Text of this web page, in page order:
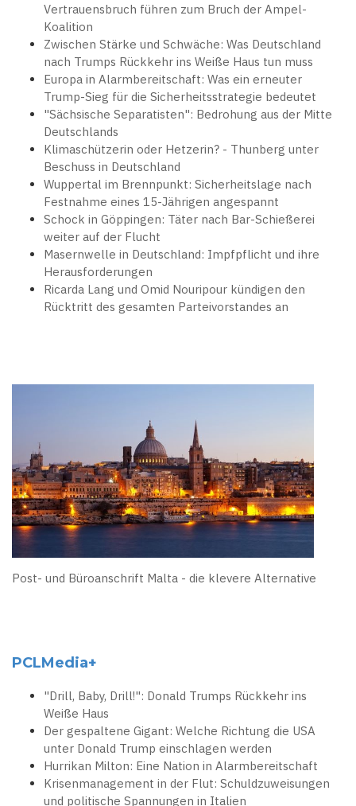
Vertrauensbruch führen zum Bruch der Ampel-
Koalition
Zwischen Stärke und Schwäche: Was Deutschland
nach Trumps Rückkehr ins Weiße Haus tun muss
Europa in Alarmbereitschaft: Was ein erneuter
Trump-Sieg für die Sicherheitsstrategie bedeutet
"Sächsische Separatisten": Bedrohung aus der Mitte
Deutschlands
Klimaschützerin oder Hetzerin? - Thunberg unter
Beschuss in Deutschland
Wuppertal im Brennpunkt: Sicherheitslage nach
Festnahme eines 15-Jährigen angespannt
Schock in Göppingen: Täter nach Bar-Schießerei
weiter auf der Flucht
Masernwelle in Deutschland: Impfpflicht und ihre
Herausforderungen
Ricarda Lang und Omid Nouripour kündigen den
Rücktritt des gesamten Parteivorstandes an
Post- und Büroanschrift Malta - die klevere Alternative
PCLMedia+
"Drill, Baby, Drill!": Donald Trumps Rückkehr ins
Weiße Haus
Der gespaltene Gigant: Welche Richtung die USA
unter Donald Trump einschlagen werden
Hurrikan Milton: Eine Nation in Alarmbereitschaft
Krisenmanagement in der Flut: Schuldzuweisungen
und politische Spannungen in Italien